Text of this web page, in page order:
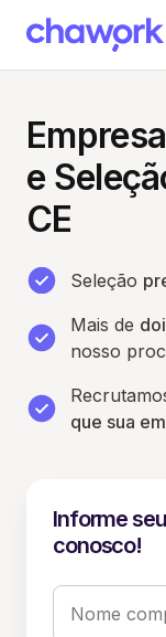
e
CE
Seleção
Mais de
nosso
que sua
Informe
conosco!
Nome